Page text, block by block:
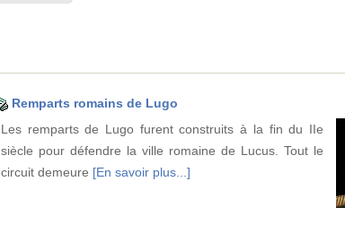
Remparts romains de Lugo
Les remparts de Lugo furent construits à la fin du IIe
siècle pour défendre la ville romaine de Lucus. Tout le
circuit demeure [En savoir plus...]